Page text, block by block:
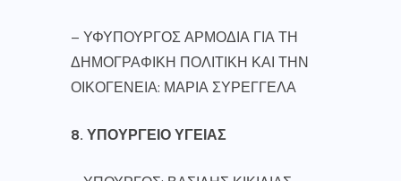
– ΥΦΥΠΟΥΡΓΟΣ ΑΡΜΟΔΙΑ ΓΙΑ ΤΗ
ΔΗΜΟΓΡΑΦΙΚΗ ΠΟΛΙΤΙΚΗ ΚΑΙ ΤΗΝ
ΟΙΚΟΓΕΝΕΙΑ: ΜΑΡΙΑ ΣΥΡΕΓΓΕΛΑ
8. ΥΠΟΥΡΓΕΙΟ ΥΓΕΙΑΣ